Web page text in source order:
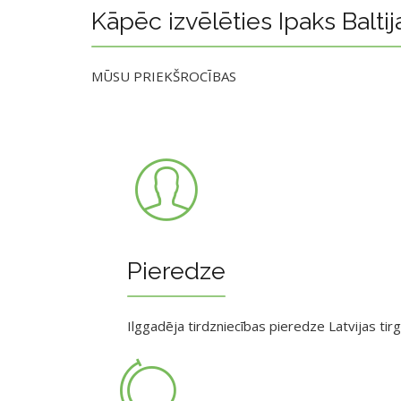
Kāpēc izvēlēties Ipaks
MŪSU PRIEKŠROCĪBAS
Pieredze
Ilggadēja tirdzniecības pieredze Latvijas